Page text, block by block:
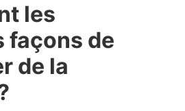
les
façons de
de la